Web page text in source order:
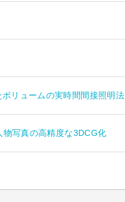
リュームの実時間間接照明法
写真の高精度な3DCG化